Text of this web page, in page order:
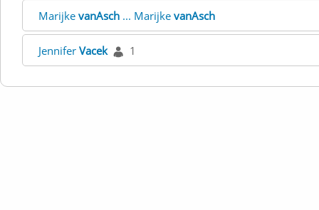
Marijke vanAsch ... Marijke vanAsch
Jennifer Vacek 1